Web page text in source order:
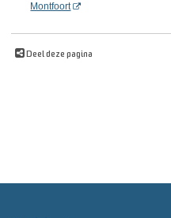
Montfoort
Deel deze pagina